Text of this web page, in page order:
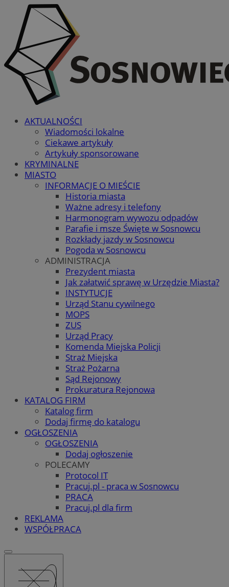
AKTUALNOŚCI
Wiadomości lokalne
Ciekawe artykuły
Artykuły sponsorowane
KRYMINALNE
MIASTO
INFORMACJE O MIEŚCIE
Historia miasta
Ważne adresy i telefony
Harmonogram wywozu odpadów
Parafie i msze Święte w Sosnowcu
Rozkłady jazdy w Sosnowcu
Pogoda w Sosnowcu
ADMINISTRACJA
Prezydent miasta
Jak załatwić sprawę w Urzędzie Miasta?
INSTYTUCJE
Urząd Stanu cywilnego
MOPS
ZUS
Urząd Pracy
Komenda Miejska Policji
Straż Miejska
Straż Pożarna
Sąd Rejonowy
Prokuratura Rejonowa
KATALOG FIRM
Katalog firm
Dodaj firmę do katalogu
OGŁOSZENIA
OGŁOSZENIA
Dodaj ogłoszenie
POLECAMY
Protocol IT
Pracuj.pl - praca w Sosnowcu
PRACA
Pracuj.pl dla firm
REKLAMA
WSPÓŁPRACA